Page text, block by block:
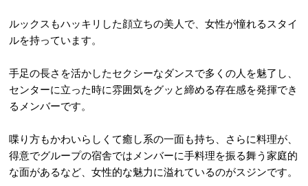
ルックスもハッキリした顔立ちの美人で、女性が憧れるスタイ
ルを持っています。
手足の長さを活かしたセクシーなダンスで多くの人を魅了し、
センターに立った時に雰囲気をグッと締める存在感を発揮でき
るメンバーです。
喋り方もかわいらしくて癒し系の一面も持ち、さらに料理が、
得意でグループの宿舎ではメンバーに手料理を振る舞う家庭的
な面があるなど、女性的な魅力に溢れているのがスジンです。